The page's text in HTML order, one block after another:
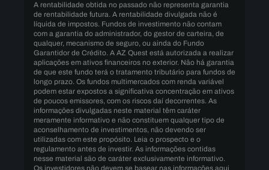
A rentabilidade obtida no passado não representa garantia
de rentabilidade futura. A rentabilidade divulgada não é
líquida de impostos. Fundos de investimento não contam
com a garantia do administrador, do gestor de carteira, de
qualquer, mecanismo de seguro, ou ainda do Fundo
Garantidor de Crédito. A AZ Quest está autorizada a realizar
aplicações em ativos financeiros no exterior. Não há garantia
de que este fundo terá o tratamento tributário para fundos de
longo prazo. Os fundos multimercados com renda variável
podem estar expostos a significativa concentração em ativos
de poucos emissores, com os riscos daí decorrentes. As
informações divulgadas neste material têm caráter
meramente informativo e não constituem qualquer tipo de
aconselhamento de investimentos, não devendo ser
utilizadas com este propósito. Leia o prospecto e o
regulamento antes de investir. As informações contidas
nesse material são de caráter exclusivamente informativo.
Os investidores não devem se basear nas informações aqui